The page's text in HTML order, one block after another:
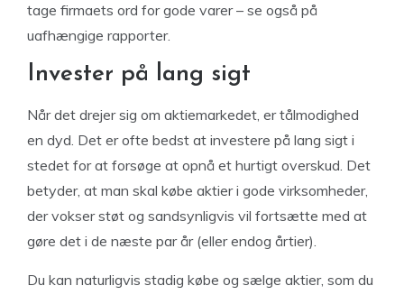
tage firmaets ord for gode varer – se også på
uafhængige rapporter.
Invester på lang sigt
Når det drejer sig om aktiemarkedet, er tålmodighed
en dyd. Det er ofte bedst at investere på lang sigt i
stedet for at forsøge at opnå et hurtigt overskud. Det
betyder, at man skal købe aktier i gode virksomheder,
der vokser støt og sandsynligvis vil fortsætte med at
gøre det i de næste par år (eller endog årtier).
Du kan naturligvis stadig købe og sælge aktier, som du